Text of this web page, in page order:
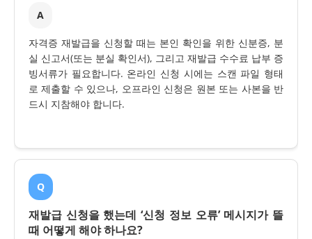
A
자격증 재발급을 신청할 때는 본인 확인을 위한 신분증, 분
실 신고서(또는 분실 확인서), 그리고 재발급 수수료 납부 증
빙서류가 필요합니다. 온라인 신청 시에는 스캔 파일 형태
로 제출할 수 있으나, 오프라인 신청은 원본 또는 사본을 반
드시 지참해야 합니다.
Q
재발급 신청을 했는데 ‘신청 정보 오류’ 메시지가 뜰
때 어떻게 해야 하나요?